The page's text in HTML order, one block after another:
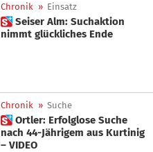
Chronik » Einsatz
 Seiser Alm: Suchaktion
nimmt glückliches Ende
Chronik » Suche
 Ortler: Erfolglose Suche
nach 44-Jährigem aus Kurtinig
– VIDEO